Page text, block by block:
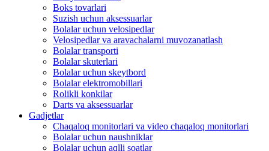
Boks tovarlari
Suzish uchun aksessuarlar
Bolalar uchun velosipedlar
Velosipedlar va aravachalarni muvozanatlash
Bolalar transporti
Bolalar skuterlari
Bolalar uchun skeytbord
Bolalar elektromobillari
Rolikli konkilar
Darts va aksessuarlar
Gadjetlar
Chaqaloq monitorlari va video chaqaloq monitorlari
Bolalar uchun naushniklar
Bolalar uchun aqlli soatlar